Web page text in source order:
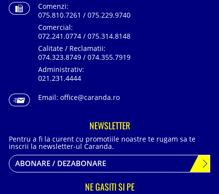
Comenzi:
075.810.7261 / 075.229.9740
Comercial:
072.241.0774 / 075.314.8148
Calitate / Reclamatii:
074.323.8749 / 074.355.7919
Administrativ:
021.231.4444
Email: office@caranda.ro
NEWSLETTER
Pentru a fi la curent cu promotiile noastre te rugam sa te
inscrii la newsletter-ul Caranda.
ABONARE / DEZABONARE
NE GASITI SI PE